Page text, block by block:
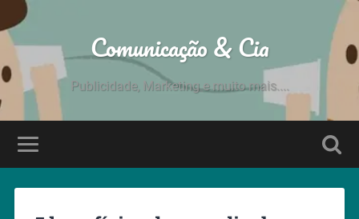
Comunicação & Cia
Publicidade, Marketing e muito mais....